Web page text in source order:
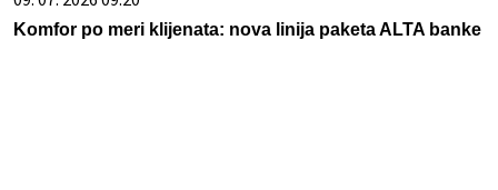
Komfor po meri klijenata: nova linija paketa ALTA banke